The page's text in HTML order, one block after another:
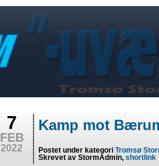
7
FEB
2022
Kamp mot
Postet under kategoriTromsø
Skrevet av StormAdmin,shortlink